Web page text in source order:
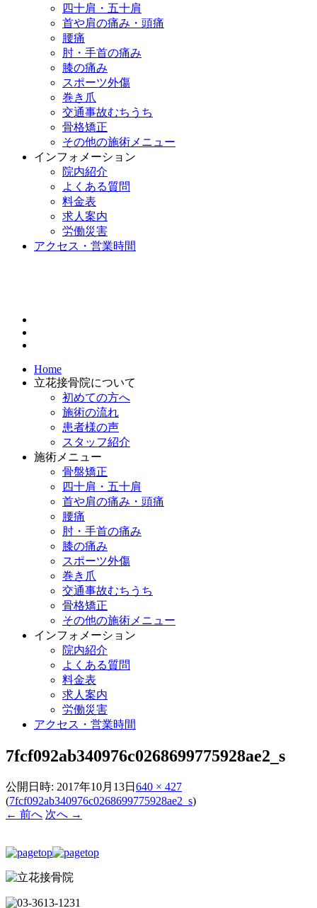
四十肩・五十肩
首や肩の痛み・頭痛
腰痛
肘・手首の痛み
膝の痛み
スポーツ外傷
巻き爪
交通事故むちうち
骨格矯正
その他の施術メニュー
インフォメーション
院内紹介
よくある質問
料金表
求人案内
労働災害
アクセス・営業時間
Home
立花接骨院について
初めての方へ
施術の流れ
患者様の声
スタッフ紹介
施術メニュー
骨盤矯正
四十肩・五十肩
首や肩の痛み・頭痛
腰痛
肘・手首の痛み
膝の痛み
スポーツ外傷
巻き爪
交通事故むちうち
骨格矯正
その他の施術メニュー
インフォメーション
院内紹介
よくある質問
料金表
求人案内
労働災害
アクセス・営業時間
7fcf092ab340976c0268699775928ae2_s
公開日時: 2017年10月13日 640 × 427
(7fcf092ab340976c0268699775928ae2_s)
← 前へ 次へ →